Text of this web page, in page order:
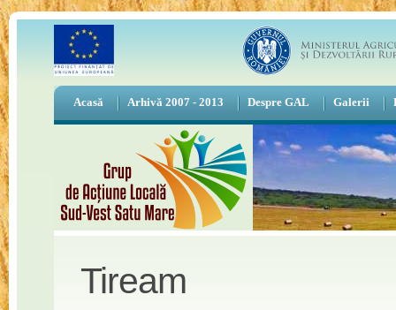
Acasă Arhivă 2007 - 2013 Despre GAL Galerii
Tiream